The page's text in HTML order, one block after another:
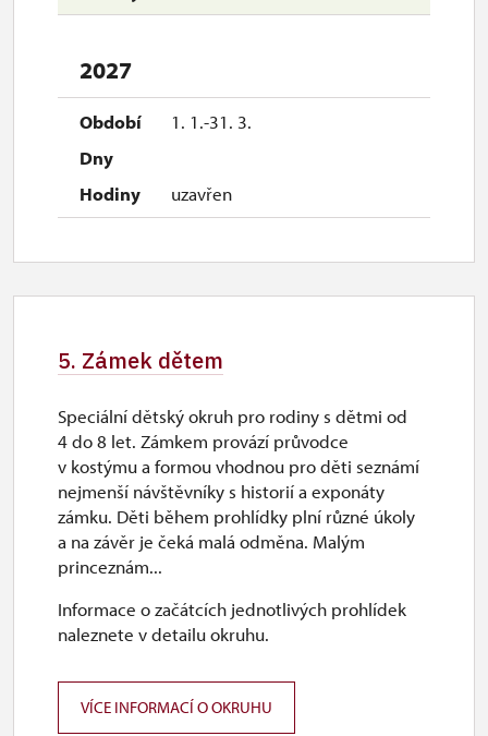
2027
1. 1.-31. 3.
uzavřen
5. Zámek dětem
Speciální dětský okruh pro rodiny s dětmi od
4 do 8 let. Zámkem provází průvodce
v kostýmu a formou vhodnou pro děti seznámí
nejmenší návštěvníky s historií a exponáty
zámku. Děti během prohlídky plní různé úkoly
a na závěr je čeká malá odměna. Malým
princeznám...
Informace o začátcích jednotlivých prohlídek
naleznete v detailu okruhu.
VÍCE INFORMACÍ O OKRUHU